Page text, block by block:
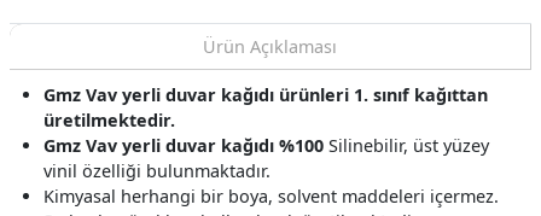
Ürün Açıklaması
Gmz Vav yerli duvar kağıdı ürünleri 1. sınıf kağıttan
üretilmektedir.
Gmz Vav yerli duvar kağıdı %100 Silinebilir, üst yüzey
vinil özelliği bulunmaktadır.
Kimyasal herhangi bir boya, solvent maddeleri içermez.